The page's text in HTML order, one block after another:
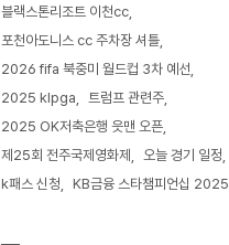
블랙스톤리조트 이천cc
포천아도니스 cc 주차장 셔틀
2026 fifa 북중미 월드컵 3차 예선
2025 klpga
트럼프 관련주
2025 OK저축은행 읏맨 오픈
제25회 전주국제영화제
오늘 경기 일정
k패스 신청
KB금융 스타챔피언십 2025